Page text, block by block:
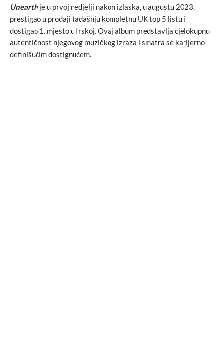
Unearth je u prvoj nedjelji nakon izlaska, u augustu 2023.
prestigao u prodaji tadašnju kompletnu UK top 5 listu i
dostigao 1. mjesto u Irskoj. Ovaj album predstavlja cjelokupnu
autentičnost njegovog muzičkog izraza i smatra se karijerno
definišućim dostignućem.